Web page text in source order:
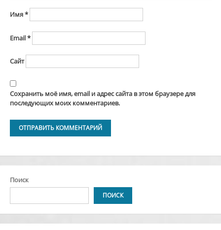
Имя*
Email*
Сайт
Сохранить моё имя, email и адрес сайта в этом браузере для
последующих моих комментариев.
Поиск
ПОИСК